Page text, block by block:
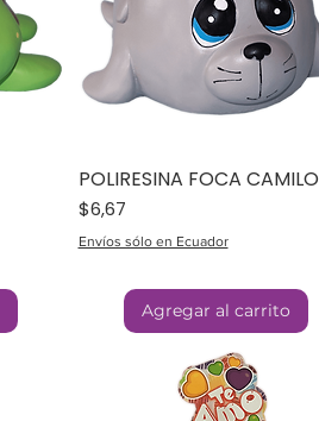
POLIRESINA FOCA CAMILO
Precio
$6,67
Envíos sólo en Ecuador
Agregar al carrito